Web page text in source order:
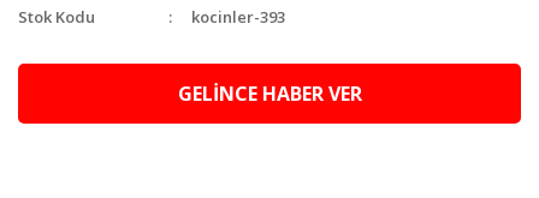
Stok Kodu
kocinler-393
GELİNCE HABER VER